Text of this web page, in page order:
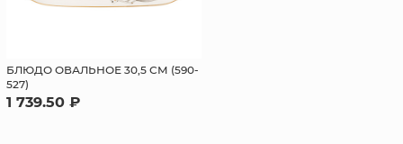
БЛЮДО ОВАЛЬНОЕ 30,5 СМ (590-
527)
1 739.50 ₽